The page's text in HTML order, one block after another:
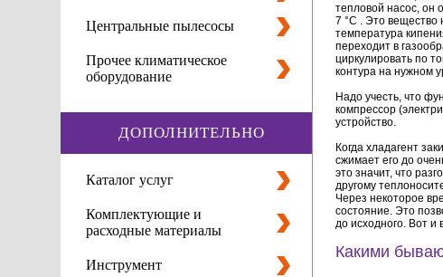
Центральные пылесосы
Прочее климатическое
оборудование
ДОПОЛНИТЕЛЬНО
Каталог услуг
Комплектующие и
расходные материалы
Инструмент
тепловой насос, он
7 °C . Это вещество
температура
переходит в
циркулировать по
контура на нужном
Надо учесть, что
компрессор
устройство.
Когда хладагент
сжимает его до
это значит, что
другому
Через некоторое
состояние. Это
до исходного. Вот и
Какими